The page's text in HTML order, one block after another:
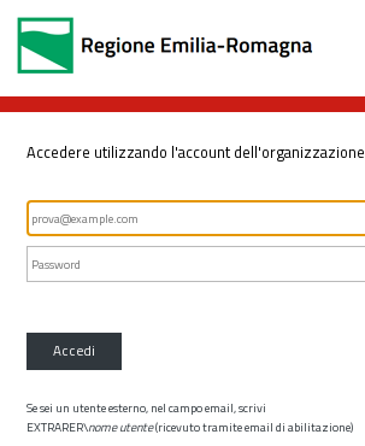
Accedere utilizzando l'account dell'organizzazione
Accedi
Se sei un utente esterno, nel campo email, scrivi
EXTRARER\nome utente(ricevuto tramite email di abilitazione)